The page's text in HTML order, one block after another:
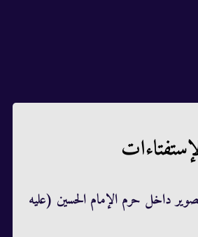
داخل حرم الإمام الحسين (عليه